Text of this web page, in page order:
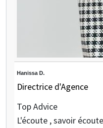
Hanissa D.
Directrice d'Agence
Top Advice
L'écoute , savoir